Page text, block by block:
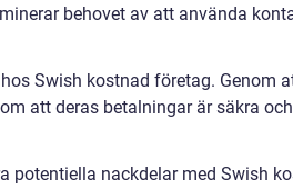
behovet av att använda
Swish kostnad företag. Genom
att deras betalningar är säkra
potentiella nackdelar med Swish